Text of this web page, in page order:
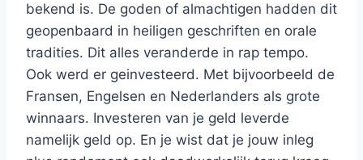
bekend is. De goden of almachtigen hadden dit
geopenbaard in heiligen geschriften en orale
tradities. Dit alles veranderde in rap tempo.
Ook werd er geinvesteerd. Met bijvoorbeeld de
Fransen, Engelsen en Nederlanders als grote
winnaars. Investeren van je geld leverde
namelijk geld op. En je wist dat je jouw inleg